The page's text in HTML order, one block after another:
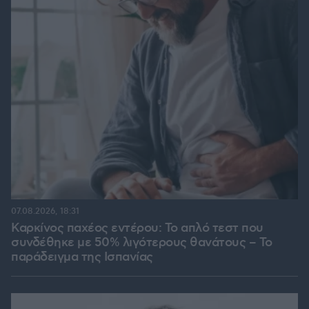
Καρκίνος παχέος εντέρου: Το απλό τεστ που
συνδέθηκε με 50% λιγότερους θανάτους – Το
παράδειγμα της Ισπανίας
07.08.2026, 18:31